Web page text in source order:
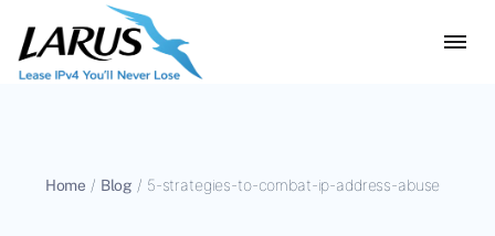
Home / Blog / 5-strategies-to-combat-ip-address-abuse